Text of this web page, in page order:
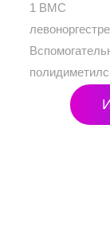
1 ВМС